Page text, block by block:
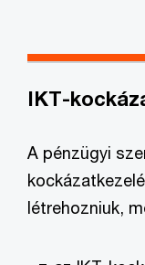
IKT-
A pénzügyi
létrehozniuk,